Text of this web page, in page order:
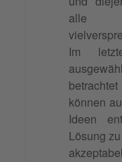
alle
Im
können
Ideen
Lösung